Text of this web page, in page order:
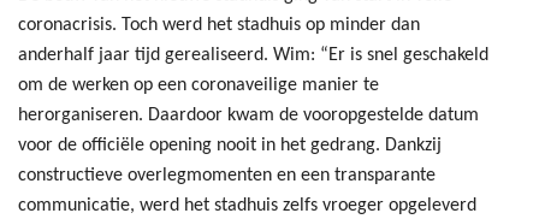
coronacrisis. Toch werd het stadhuis op minder dan
anderhalf jaar tijd gerealiseerd. Wim: “Er is snel geschakeld
om de werken op een coronaveilige manier te
herorganiseren. Daardoor kwam de vooropgestelde datum
voor de officiële opening nooit in het gedrang. Dankzij
constructieve overlegmomenten en een transparante
communicatie, werd het stadhuis zelfs vroeger opgeleverd